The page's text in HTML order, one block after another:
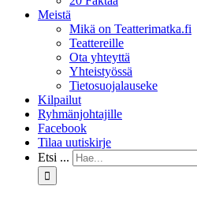
Meistä
Mikä on Teatterimatka.fi
Teattereille
Ota yhteyttä
Yhteistyössä
Tietosuojalauseke
Kilpailut
Ryhmänjohtajille
Facebook
Tilaa uutiskirje
Etsi ...